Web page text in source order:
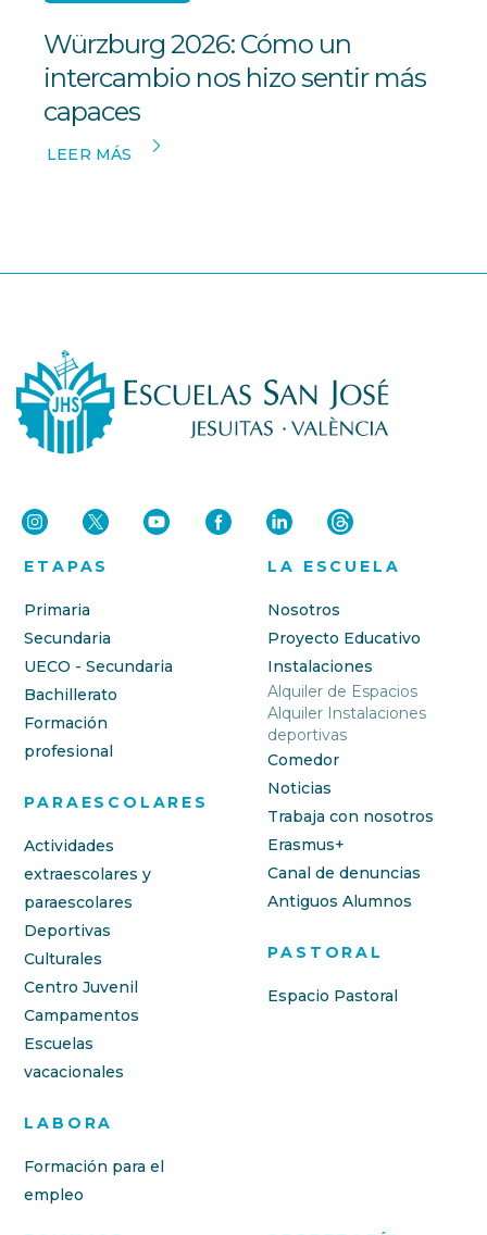
Würzburg 2026: Cómo un
intercambio nos hizo sentir más
capaces
LEER MÁS
ETAPAS
Primaria
Secundaria
UECO - Secundaria
Bachillerato
Formación
profesional
PARAESCOLARES
Actividades
extraescolares y
paraescolares
Deportivas
Culturales
Centro Juvenil
Campamentos
Escuelas
vacacionales
LABORA
Formación para el
empleo
LA ESCUELA
Nosotros
Proyecto Educativo
Instalaciones
Alquiler de Espacios
Alquiler Instalaciones
deportivas
Comedor
Noticias
Trabaja con nosotros
Erasmus+
Canal de denuncias
Antiguos Alumnos
PASTORAL
Espacio Pastoral